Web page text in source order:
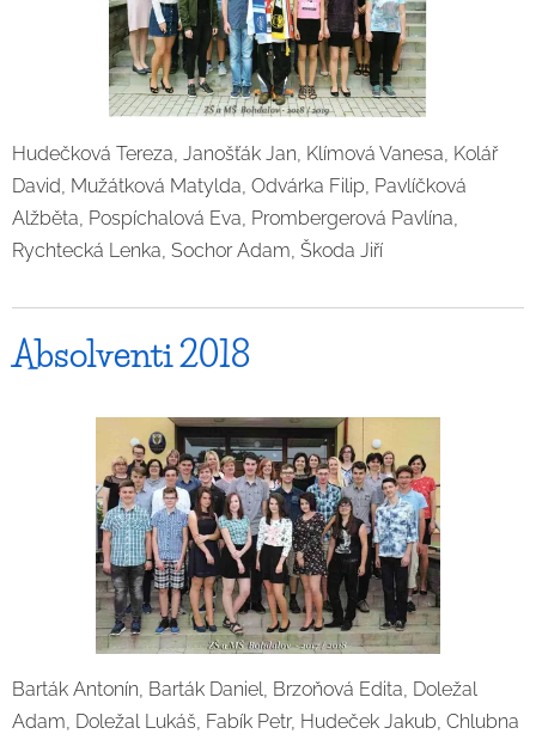
Hudečková Tereza, Janošťák Jan, Klímová Vanesa, Kolář
David, Mužátková Matylda, Odvárka Filip, Pavlíčková
Alžběta, Pospíchalová Eva, Prombergerová Pavlína,
Rychtecká Lenka, Sochor Adam, Škoda Jiří
Absolventi 2018
Barták Antonín, Barták Daniel, Brzoňová Edita, Doležal
Adam, Doležal Lukáš, Fabík Petr, Hudeček Jakub, Chlubna